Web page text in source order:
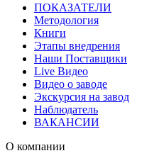
ПОКАЗАТЕЛИ
Методология
Книги
Этапы внедрения
Наши Поставщики
Live Видео
Видео о заводе
Экскурсия на завод
Наблюдатель
ВАКАНСИИ
О компании